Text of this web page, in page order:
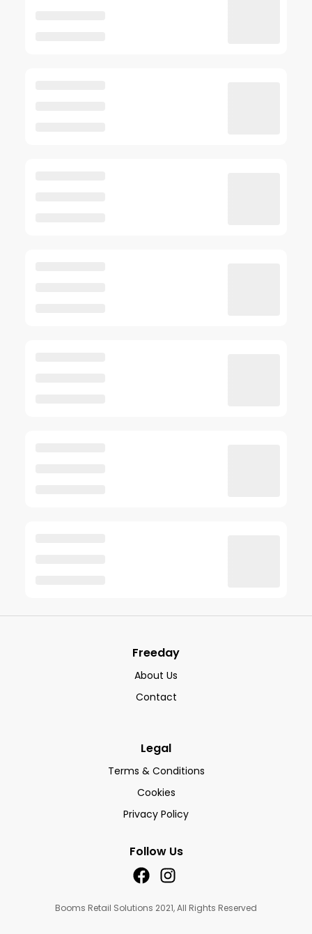
Freeday
About Us
Contact
Legal
Terms & Conditions
Cookies
Privacy Policy
Follow Us
Booms Retail Solutions 2021, All Rights Reserved